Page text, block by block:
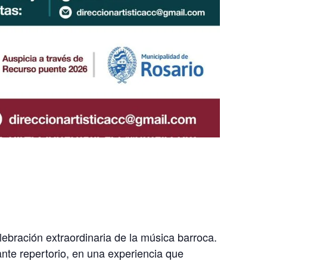
extraordinaria de la música barroca.
repertorio, en una experiencia que